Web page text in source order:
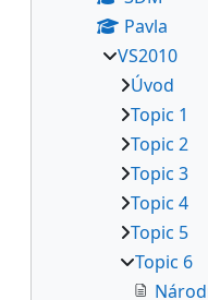
Pavla
VS2010
Úvod
Topic 1
Topic 2
Topic 3
Topic 4
Topic 5
Topic 6